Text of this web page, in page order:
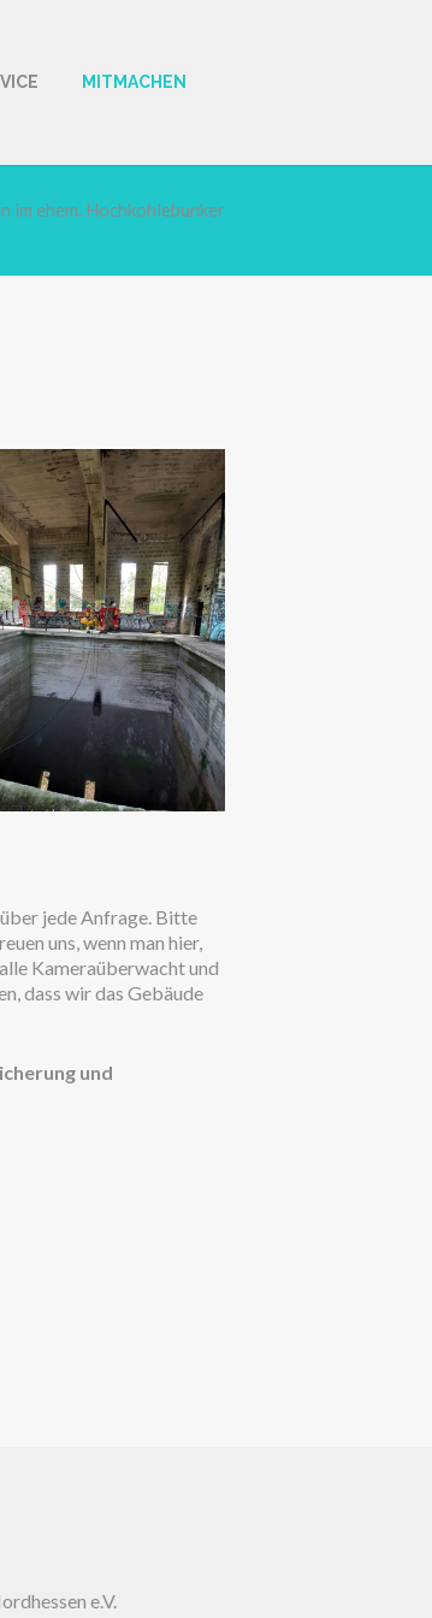
MITMACHEN
im ehem. Hochkohlebunker
jede Anfrage. Bitte
uns, wenn man hier,
Kameraüberwacht und
dass wir das Gebäude
und
e.V.